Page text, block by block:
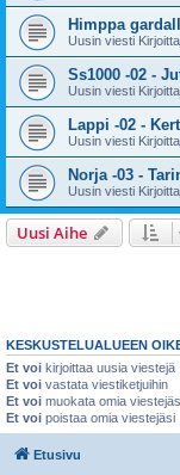
Himppa
Uusin viesti
Ss1000 -02 -
Uusin viesti
Lappi -02 -
Uusin viesti
Norja -03 -
Uusin viesti
Uusi Aihe
KESKUSTELUALUEEN
Et voi kirjoittaa uusia viestejä
Et voi vastata viestiketjuihin
Et voi muokata omia
Et voi poistaa omia viestejäsi
Etusivu